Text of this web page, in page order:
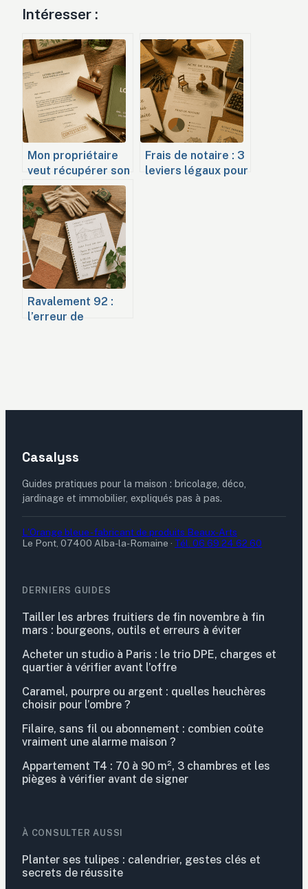
Intéresser :
Mon propriétaire
veut récupérer son
bien : quels sont
vos droits, les
délais légaux et
vos recours ?
Frais de notaire : 3
leviers légaux pour
Ravalement 92 :
l’erreur de
Casalyss
Guides pratiques pour la maison : bricolage, déco,
jardinage et immobilier, expliqués pas à pas.
L'Orange bleue - fabricant de produits Beaux-Arts
Le Pont, 07400 Alba-la-Romaine · Tél. 06 69 24 62 60
DERNIERS GUIDES
Tailler les arbres fruitiers de fin novembre à fin
mars : bourgeons, outils et erreurs à éviter
Acheter un studio à Paris : le trio DPE, charges et
quartier à vérifier avant l’offre
Caramel, pourpre ou argent : quelles heuchères
choisir pour l’ombre ?
Filaire, sans fil ou abonnement : combien coûte
vraiment une alarme maison ?
Appartement T4 : 70 à 90 m², 3 chambres et les
pièges à vérifier avant de signer
À CONSULTER AUSSI
Planter ses tulipes : calendrier, gestes clés et
secrets de réussite